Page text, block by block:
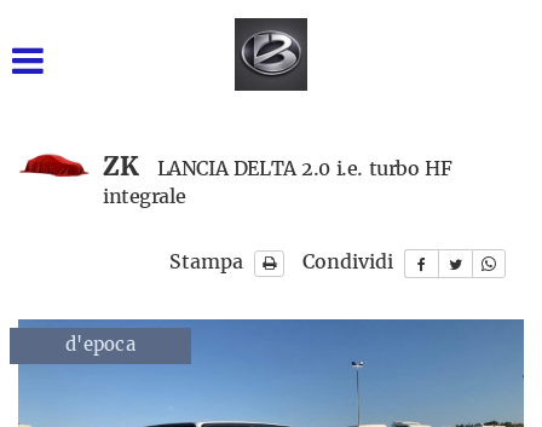
INIZIALE
USATO DISPONIBILE
NOLEGGIO BREVE TERMINE
NOLEGGIO LUNGO
TERMINE
ZK
LANCIA DELTA 2.0 i.e. turbo HF
integrale
Stampa Condividi
d'epoca